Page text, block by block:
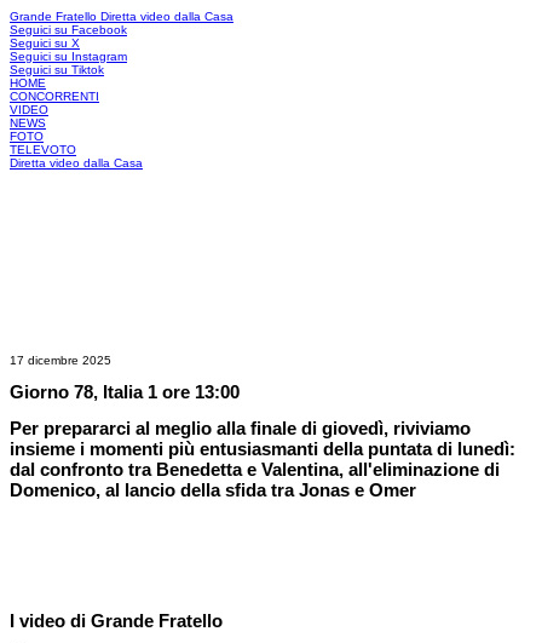
Grande Fratello Diretta video dalla Casa
Seguici su Facebook
Seguici su X
Seguici su Instagram
Seguici su Tiktok
HOME
CONCORRENTI
VIDEO
NEWS
FOTO
TELEVOTO
Diretta video dalla Casa
17 dicembre 2025
Giorno 78, Italia 1 ore 13:00
Per prepararci al meglio alla finale di giovedì, riviviamo
insieme i momenti più entusiasmanti della puntata di lunedì:
dal confronto tra Benedetta e Valentina, all'eliminazione di
Domenico, al lancio della sfida tra Jonas e Omer
I video di Grande Fratello